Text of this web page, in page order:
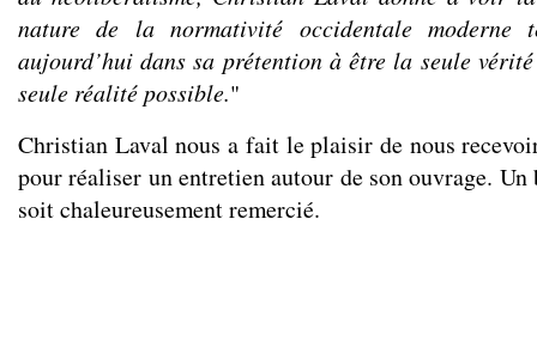
nature de la normativité occidentale moderne
aujourd’hui dans sa prétention à être la seule
seule réalité possible."
Christian Laval nous a fait le plaisir de nous
pour réaliser un entretien autour de son ouvrage. Un
soit chaleureusement remercié.